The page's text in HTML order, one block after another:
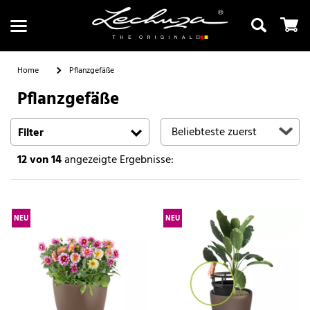
Suchen
Home Pflanzgefäße
Pflanzgefäße
Filter
12von 14angezeigte Ergebnisse:
NEU NEU